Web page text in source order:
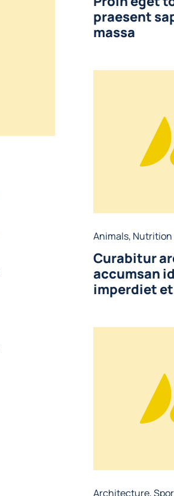
praesent
massa
Animals, Nutrition
Curabitur
accumsan id
imperdiet
Architecture,